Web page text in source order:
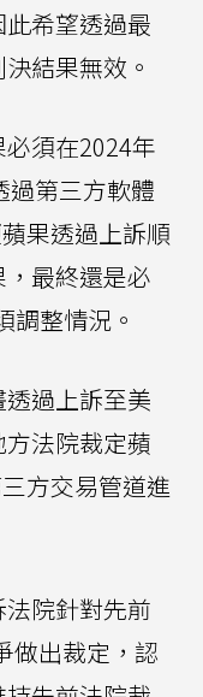
希望透過最
結果無效。
須在2024年
過第三方軟體
果透過上訴順
最終還是必
調整情況。
過上訴至美
法院裁定蘋
方交易管道進
院針對先前
做出裁定，認